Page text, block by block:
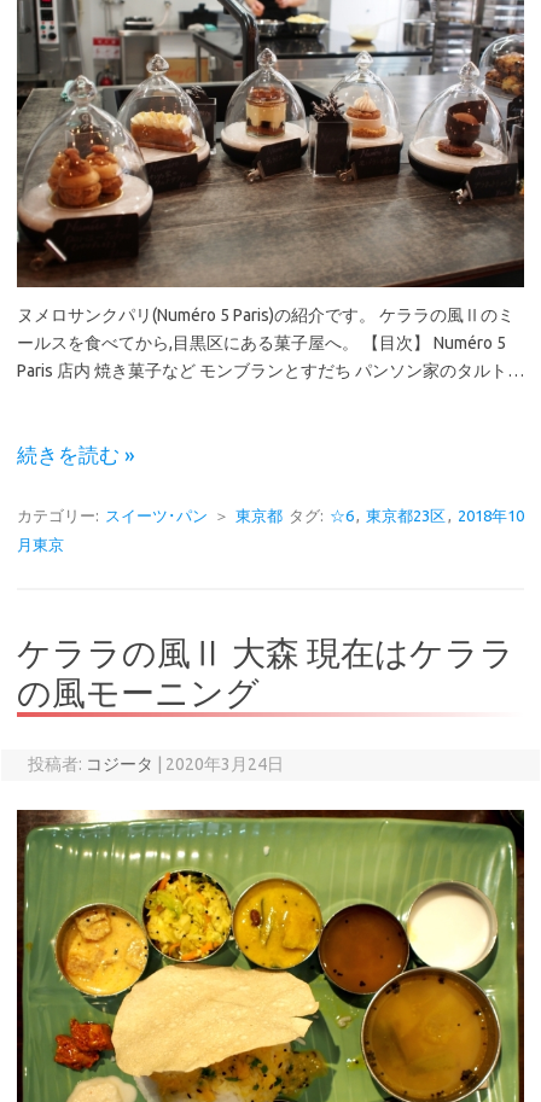
ヌメロサンクパリ(Numéro 5 Paris)の紹介です。 ケララの風Ⅱのミ
ールスを食べてから,目黒区にある菓子屋へ。 【目次】 Numéro 5
Paris 店内 焼き菓子など モンブランとすだち パンソン家のタルト…
続きを読む »
カテゴリー: スイーツ･パン ＞ 東京都 タグ: ☆6 東京都23区
2018年10
月東京
ケララの風Ⅱ 大森 現在はケララ
の風モーニング
投稿者: コジータ 2020年3月24日